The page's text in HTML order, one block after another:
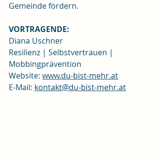
Gemeinde fördern.
VORTRAGENDE:
Diana Uschner
Resilienz | Selbstvertrauen |
Mobbingprävention
Website: www.du-bist-mehr.at
E-Mail: kontakt@du-bist-mehr.at